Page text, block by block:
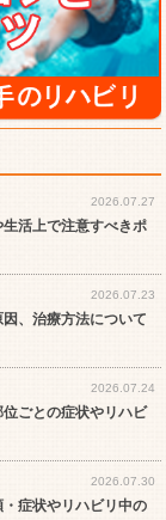
2026.07.27
活上で注意すべきポ
2026.07.23
、治療方法について
2026.07.24
ごとの症状やリハビ
2026.07.30
症状やリハビリ中の